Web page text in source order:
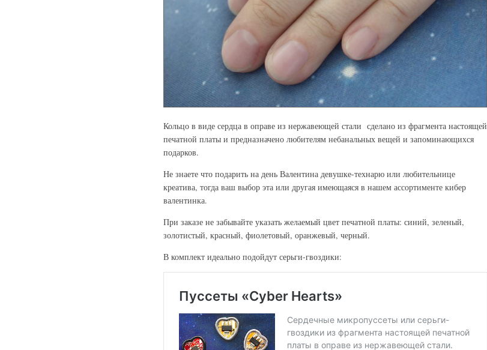
Кольцо в виде сердца в оправе из нержавеющей стали сделано из фрагмента настоящей
печатной платы и предназначено любителям небанальных вещей и запоминающихся
подарков.
Не знаете что подарить на день Валентина девушке-технарю или любительнице
креатива, тогда ваш выбор эта или другая имеющаяся в нашем ассортименте кибер
валентинка.
При заказе не забывайте указать желаемый цвет печатной платы: синий, зеленый,
золотистый, красный, фиолетовый, оранжевый, черный.
В комплект идеально подойдут серьги-гвоздики: